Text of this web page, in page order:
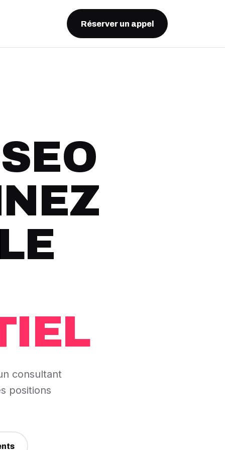
Réserver un appel
consultant
positions